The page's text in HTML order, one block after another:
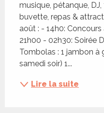
musique, pétanque, DJ,
buvette, repas &
août : - 14h0:
21h00 - 02h30: Soirée
Tombolas : 1 jambon à
samedi soir) 1...
Lire la suite